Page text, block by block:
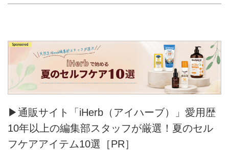
▶通販サイト「iHerb（アイハーブ）」愛用歴
10年以上の編集部スタッフが厳選！夏のセル
フケアアイテム10選［PR］